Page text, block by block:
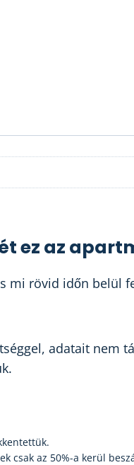
ez az
mi rövid időn belül
adatait nem
csak az 50%-a kerül